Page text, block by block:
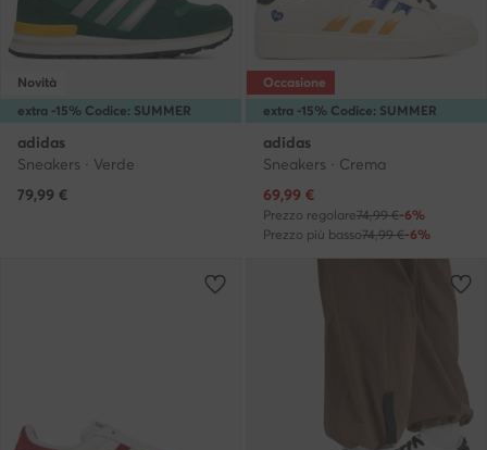
extra -15% Codice: SUMMER
Novità
adidas
Sneakers · Verde
79,99 €
extra -15% Codice: SUMMER
Occasione
adidas
Sneakers · Crema
Prezzo attuale
69,99 €
Prezzo regolare74,99 €-6%
Prezzo più basso74,99 €-6%